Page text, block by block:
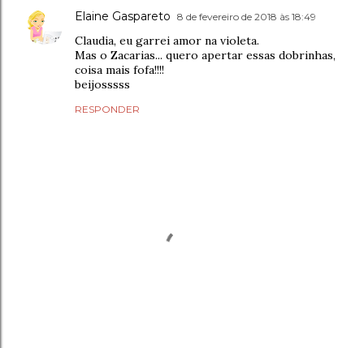
Elaine Gaspareto 8 de fevereiro de 2018 às 18:49
Claudia, eu garrei amor na violeta.
Mas o Zacarias... quero apertar essas dobrinhas,
coisa mais fofa!!!!
beijosssss
RESPONDER